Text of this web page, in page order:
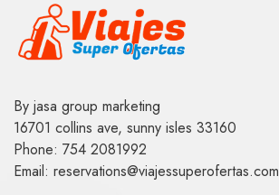
By jasa group marketing
16701 collins ave, sunny isles 33160
Phone: 754 2081992
Email: reservations@viajessuperofertas.com